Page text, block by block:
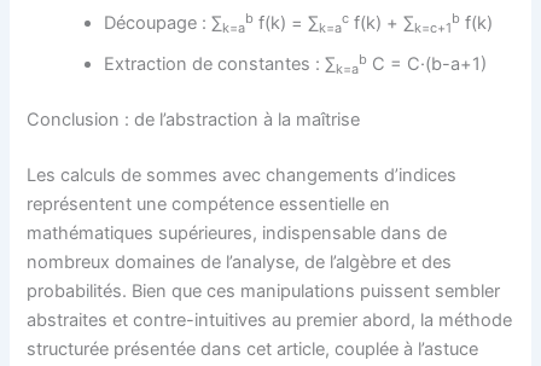
Découpage : ∑k=a
b f(k) = ∑k=a
c f(k) + ∑k=c+1
b f(k)
Extraction de constantes : ∑k=a
b C = C·(b-a+1)
Conclusion : de l’abstraction à la maîtrise
Les calculs de sommes avec changements d’indices
représentent une compétence essentielle en
mathématiques supérieures, indispensable dans de
nombreux domaines de l’analyse, de l’algèbre et des
probabilités. Bien que ces manipulations puissent sembler
abstraites et contre-intuitives au premier abord, la méthode
structurée présentée dans cet article, couplée à l’astuce